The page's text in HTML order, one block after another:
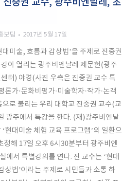
중권 교수, 광주비엔날레, 초
보팀 2017년 5월 17일
대미술, 흐름과 감상법’을 주제로 진중권
이 열리는 광주비엔날레 제문헌(광주
터) 야경(사진 우측은 진중권 교수 특
론가·문화비평가·미술학자·작가·논객
으로 불리는 우리 대학교 진중권 교수(교
광주에서 특강을 한다. (재)광주비엔날
현대미술 체험 교육 프로그램’의 일환으
청해 17일 오후 6시30분부터 광주비엔
에서 특별강의를 연다. 진 교수는 ‘현대
상법’이라는 주제로 시민들과 소통 하